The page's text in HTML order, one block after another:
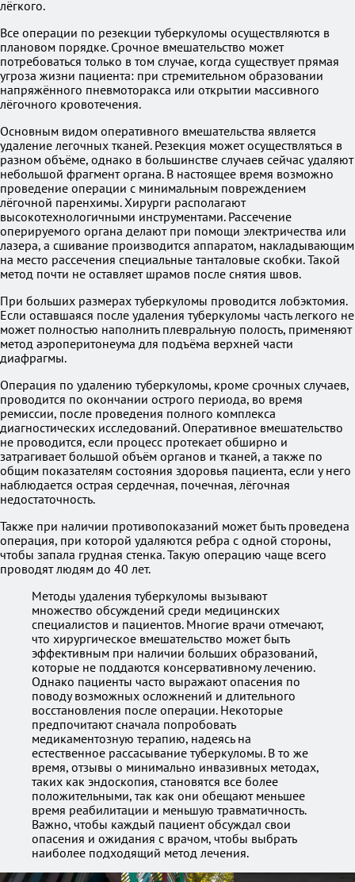
лёгкого.
Все операции по резекции туберкуломы осуществляются в
плановом порядке. Срочное вмешательство может
потребоваться только в том случае, когда существует прямая
угроза жизни пациента: при стремительном образовании
напряжённого пневмоторакса или открытии массивного
лёгочного кровотечения.
Основным видом оперативного вмешательства является
удаление легочных тканей. Резекция может осуществляться в
разном объёме, однако в большинстве случаев сейчас удаляют
небольшой фрагмент органа. В настоящее время возможно
проведение операции с минимальным повреждением
лёгочной паренхимы. Хирурги располагают
высокотехнологичными инструментами. Рассечение
оперируемого органа делают при помощи электричества или
лазера, а сшивание производится аппаратом, накладывающим
на место рассечения специальные танталовые скобки. Такой
метод почти не оставляет шрамов после снятия швов.
При больших размерах туберкуломы проводится лобэктомия.
Если оставшаяся после удаления туберкуломы часть легкого не
может полностью наполнить плевральную полость, применяют
метод аэроперитонеума для подъёма верхней части
диафрагмы.
Операция по удалению туберкуломы, кроме срочных случаев,
проводится по окончании острого периода, во время
ремиссии, после проведения полного комплекса
диагностических исследований. Оперативное вмешательство
не проводится, если процесс протекает обширно и
затрагивает большой объём органов и тканей, а также по
общим показателям состояния здоровья пациента, если у него
наблюдается острая сердечная, почечная, лёгочная
недостаточность.
Также при наличии противопоказаний может быть проведена
операция, при которой удаляются ребра с одной стороны,
чтобы запала грудная стенка. Такую операцию чаще всего
проводят людям до 40 лет.
Методы удаления туберкуломы вызывают
множество обсуждений среди медицинских
специалистов и пациентов. Многие врачи отмечают,
что хирургическое вмешательство может быть
эффективным при наличии больших образований,
которые не поддаются консервативному лечению.
Однако пациенты часто выражают опасения по
поводу возможных осложнений и длительного
восстановления после операции. Некоторые
предпочитают сначала попробовать
медикаментозную терапию, надеясь на
естественное рассасывание туберкуломы. В то же
время, отзывы о минимально инвазивных методах,
таких как эндоскопия, становятся все более
положительными, так как они обещают меньшее
время реабилитации и меньшую травматичность.
Важно, чтобы каждый пациент обсуждал свои
опасения и ожидания с врачом, чтобы выбрать
наиболее подходящий метод лечения.